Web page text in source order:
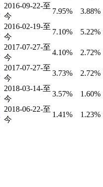
2016-09-22-至
今
7.95% 3.88%
2016-02-19-至
今
7.10% 5.22%
2017-07-27-至
今
4.10% 2.72%
2017-07-27-至
今
3.73%
2.72%
2018-03-14-至
今
3.57% 1.60%
2018-06-22-至
今
1.41% 1.23%